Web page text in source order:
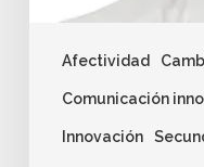
Afectividad
Comunicación
Innovación